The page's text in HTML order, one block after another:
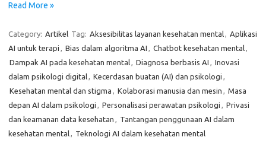
Read More »
Category: Artikel Tag: Aksesibilitas layanan kesehatan mental, Aplikasi
AI untuk terapi , Bias dalam algoritma AI , Chatbot kesehatan mental,
Dampak AI pada kesehatan mental, Diagnosa berbasis AI , Inovasi
dalam psikologi digital, Kecerdasan buatan (AI) dan psikologi ,
Kesehatan mental dan stigma , Kolaborasi manusia dan mesin , Masa
depan AI dalam psikologi , Personalisasi perawatan psikologi , Privasi
dan keamanan data kesehatan , Tantangan penggunaan AI dalam
kesehatan mental, Teknologi AI dalam kesehatan mental